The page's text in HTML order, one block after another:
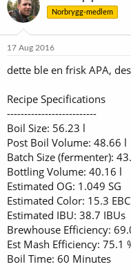
s
j
o
e
:
Norbrygg-medlem
17 Aug 2016
dette ble en frisk APA,
Recipe Specifications
--------------------------
Boil Size: 56.23 l
Post Boil Volume: 48.66 l
Batch Size (fermenter):
Bottling Volume: 40.16 l
Estimated OG: 1.049 SG
Estimated Color: 15.3 EBC
Estimated IBU: 38.7 IBUs
Brewhouse Efficiency:
Est Mash Efficiency: 75.1
Boil Time: 60 Minutes